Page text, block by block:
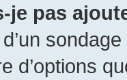
je pas
d’options